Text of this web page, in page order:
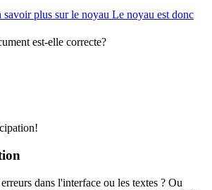
plus sur le noyau Le noyau est donc
est-elle correcte?
dans l'interface ou les textes ? Ou